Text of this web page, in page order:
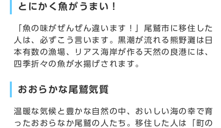
とにかく魚がうまい！
「魚の味がぜんぜん違います！」尾鷲市に移住した
人は、必ずこう言います。黒潮が流れる熊野灘は日
本有数の漁場、リアス海岸が作る天然の良港には、
四季折々の魚が水揚げされます。
おおらかな尾鷲気質
温暖な気候と豊かな自然の中、おいしい海の幸で育
ったおおらなか尾鷲の人たち。移住した人は「町の